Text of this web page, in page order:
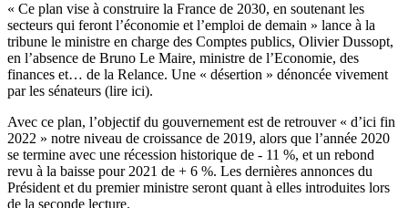
« Ce plan vise à construire la France de 2030, en soutenant les
secteurs qui feront l’économie et l’emploi de demain » lance à la
tribune le ministre en charge des Comptes publics, Olivier Dussopt,
en l’absence de Bruno Le Maire, ministre de l’Economie, des
finances et… de la Relance. Une « désertion » dénoncée vivement
par les sénateurs (lire ici).
Avec ce plan, l’objectif du gouvernement est de retrouver « d’ici fin
2022 » notre niveau de croissance de 2019, alors que l’année 2020
se termine avec une récession historique de - 11 %, et un rebond
revu à la baisse pour 2021 de + 6 %. Les dernières annonces du
Président et du premier ministre seront quant à elles introduites lors
de la seconde lecture.